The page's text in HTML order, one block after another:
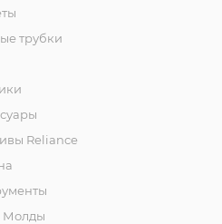
трубки
Reliance